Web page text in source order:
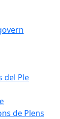
del Ple
de Plens